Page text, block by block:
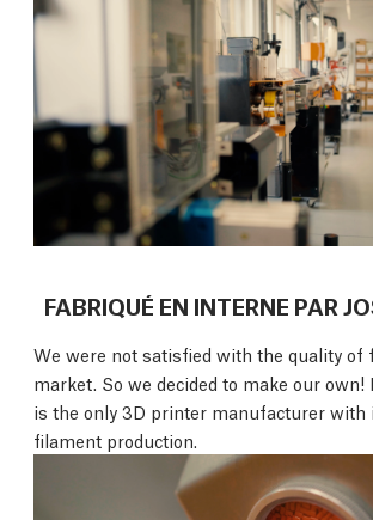
FABRIQUÉ EN INTERNE PAR
We were not satisfied with the quality of
market. So we decided to make our own!
is the only 3D printer manufacturer with
filament production.